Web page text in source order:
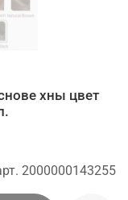
2000000143255
хны цвет